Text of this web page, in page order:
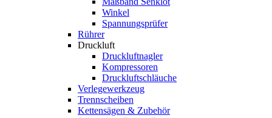
Winkel
Spannungsprüfer
Rührer
Druckluft
Druckluftnagler
Kompressoren
Druckluftschläuche
Verlegewerkzeug
Trennscheiben
Kettensägen & Zubehör